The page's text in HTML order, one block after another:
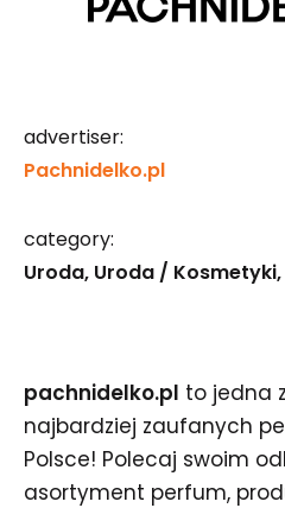
advertiser:
Pachnidelko.pl
category:
Uroda Uroda / Kosmetyki
pachnidelko.pl to jedna
najbardziej zaufanych
Polsce! Polecaj swoim
asortyment perfum,